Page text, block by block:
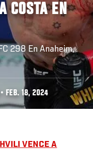
COSTA EN
298 En Anaheim,
FEB. 18, 2024
VENCE A